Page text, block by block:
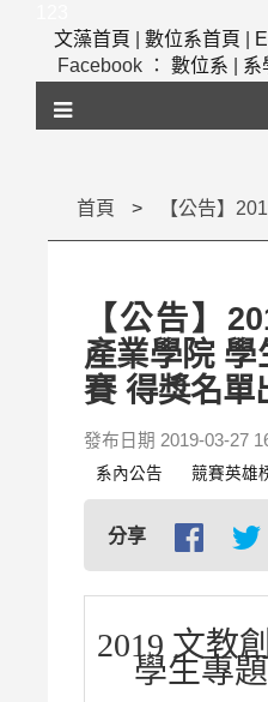
文藻首頁
數位系首頁
Facebook ： 數位系 系
首頁
【公告】
產業學院 學
賽 得獎名單
發布日期 2019-03-27
系內公告 競賽英雄
分享
2019 文教
學生專